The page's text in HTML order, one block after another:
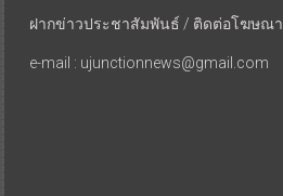
ฝากข่าวประชาสัมพันธ์ / ติดต่อโฆษณา
e-mail : ujunctionnews@gmail.com